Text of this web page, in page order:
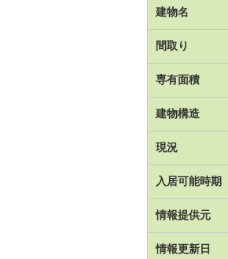
建物名
間取り
専有面積
建物構造
現況
入居可能時期
情報提供元
情報更新日